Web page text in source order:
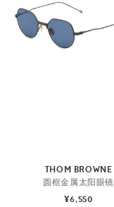
THOM BROWNE
圆框金属太阳眼镜
¥6,550